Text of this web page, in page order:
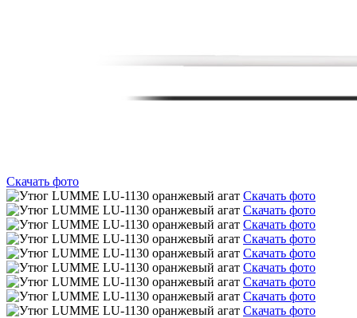
Скачать фото
Скачать фото
Скачать фото
Скачать фото
Скачать фото
Скачать фото
Скачать фото
Скачать фото
Скачать фото
Скачать фото